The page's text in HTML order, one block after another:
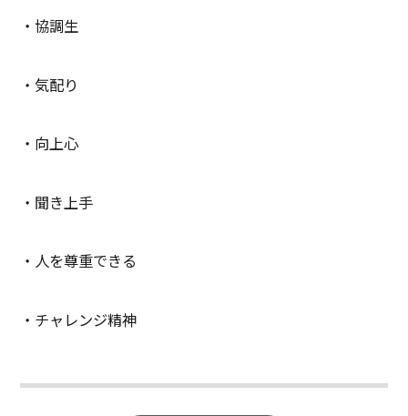
・協調生
・気配り
・向上心
・聞き上手
・人を尊重できる
・チャレンジ精神